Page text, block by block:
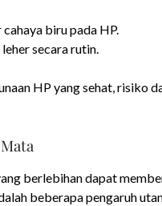
biru pada HP.
secara rutin.
HP yang sehat, risiko
berlebihan dapat
beberapa pengaruh